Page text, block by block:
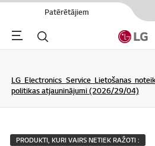
Patērētājiem
Menu Meklēt
LG Electronics Service Lietošanas
politikas atjauninājumi (2026/29/04)
PRODUKTI, KURI VAIRS NETIEK RAŽOTI :